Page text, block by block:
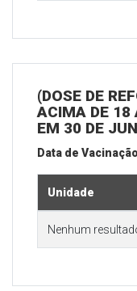
(DOSE DE
ACIMA DE 18
EM 30 DE
Data de
Unidade
Nenhum